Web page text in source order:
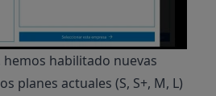
habilitado nuevas
planes actuales (S, S+, M, L)